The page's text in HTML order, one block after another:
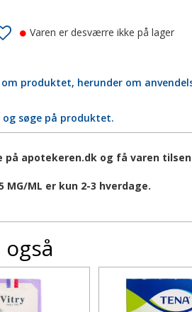
Varen er desværre ikke på lager
produktet, herunder om
søge på produktet.
på apotekeren.dk og få varen
MG/ML er kun 2-3 hverdage.